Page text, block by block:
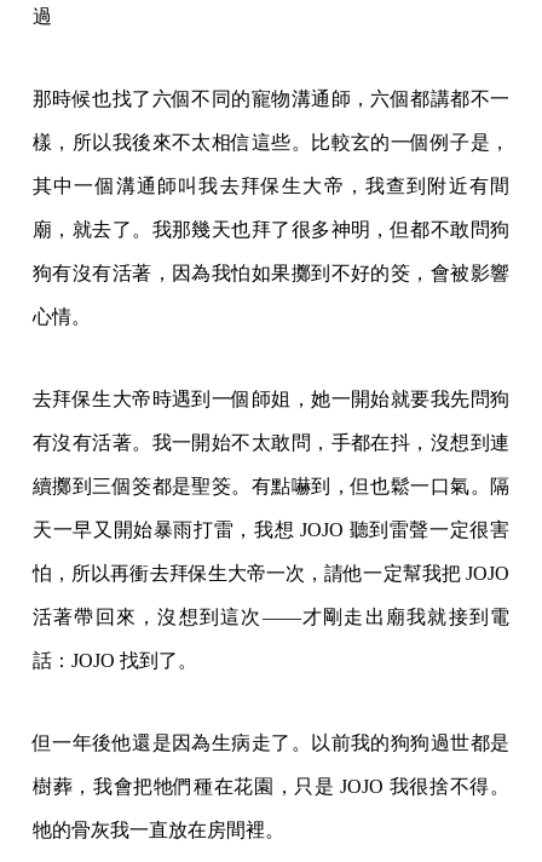
過
那時候也找了六個不同的寵物溝通師，六個都講都不一
樣，所以我後來不太相信這些。比較玄的一個例子是，
其中一個溝通師叫我去拜保生大帝，我查到附近有間
廟，就去了。我那幾天也拜了很多神明，但都不敢問狗
狗有沒有活著，因為我怕如果擲到不好的筊，會被影響
心情。
去拜保生大帝時遇到一個師姐，她一開始就要我先問狗
有沒有活著。我一開始不太敢問，手都在抖，沒想到連
續擲到三個筊都是聖筊。有點嚇到，但也鬆一口氣。隔
天一早又開始暴雨打雷，我想 JOJO 聽到雷聲一定很害
怕，所以再衝去拜保生大帝一次，請他一定幫我把 JOJO
活著帶回來，沒想到這次——才剛走出廟我就接到電
話：JOJO 找到了。
但一年後他還是因為生病走了。以前我的狗狗過世都是
樹葬，我會把牠們種在花園，只是 JOJO 我很捨不得。
牠的骨灰我一直放在房間裡。